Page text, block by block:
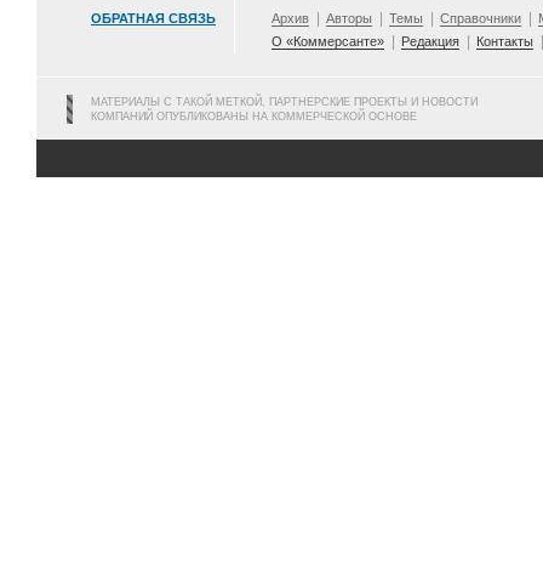
ОБРАТНАЯ СВЯЗЬ Архив Авторы Темы Справочники
О «Коммерсанте»
Редакция Контакты
МАТЕРИАЛЫ С ТАКОЙ МЕТКОЙ, ПАРТНЕРСКИЕ ПРОЕКТЫ И НОВОСТИ
КОМПАНИЙ ОПУБЛИКОВАНЫ НА КОММЕРЧЕСКОЙ ОСНОВЕ